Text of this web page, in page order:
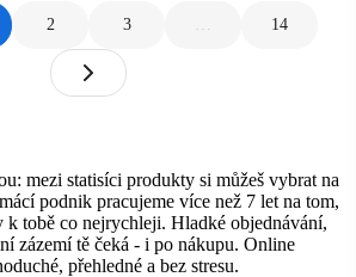
2 3 … 14
mezi statisíci produkty si můžeš vybrat na
podnik pracujeme více než 7 let na tom,
k tobě co nejrychleji. Hladké objednávání,
zázemí tě čeká - i po nákupu. Online
přehledné a bez stresu.